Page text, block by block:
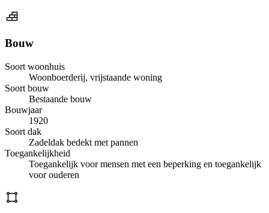
Bouw
Soort woonhuis
Woonboerderij, vrijstaande woning
Soort bouw
Bestaande bouw
Bouwjaar
1920
Soort dak
Zadeldak bedekt met pannen
Toegankelijkheid
Toegankelijk voor mensen met een beperking en toegankelijk
voor ouderen